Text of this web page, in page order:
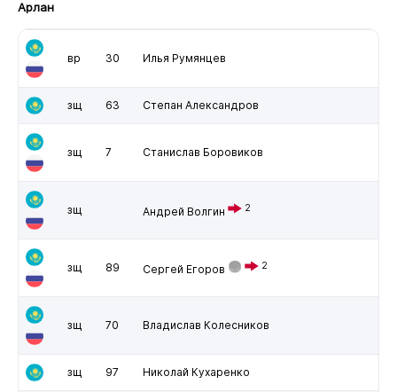
Арлан
вр 30 Илья Румянцев
зщ 63 Степан Александров
зщ 7 Станислав Боровиков
зщ Андрей Волгин 2
зщ 89 Сергей Егоров 2
зщ 70 Владислав Колесников
зщ 97 Николай Кухаренко